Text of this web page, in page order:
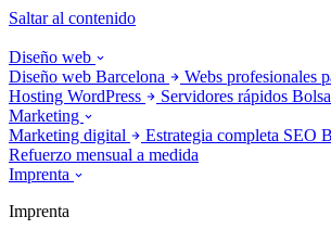
Saltar al contenido
Diseño web
Diseño web Barcelona
Webs profesionales
Hosting WordPress
Servidores rápidos
Marketing
Marketing digital
Estrategia completa SEO
Refuerzo mensual a medida
Imprenta
Imprenta